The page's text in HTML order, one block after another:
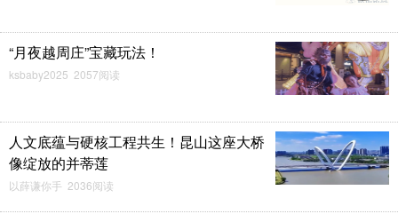
“月夜越周庄”宝藏玩法！
ksbaby2025 2057阅读
人文底蕴与硬核工程共生！昆山这座大桥
像绽放的并蒂莲
以薛谦你手 2036阅读